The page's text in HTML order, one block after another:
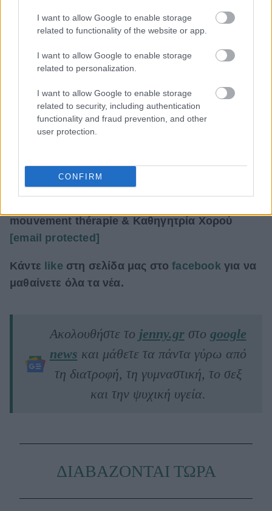
I want to allow Google to enable storage
related to functionality of the website or app.
I want to allow Google to enable storage
related to personalization.
I want to allow Google to enable storage
related to security, including authentication
functionality and fraud prevention, and other
user protection.
CONFIRM
Θεοδώρα Λυμπεροπούλου,
mouvement thérapie & Καθηγητρία Χορού
[email protected]
Κάντε like στη σελίδα μας στοfacebook για να
μαθαίνετε όλα τα νέα.
Ακολουθήστε το jenny.grστο google
news και μάθετε τα πάντα γύρω από
τη διατροφή, τη γυμναστική, το σεξ
και την ψυχική υγεία.
ΔΙΑΒΑΖΟΝΤΑΙ ΤΩΡΑ